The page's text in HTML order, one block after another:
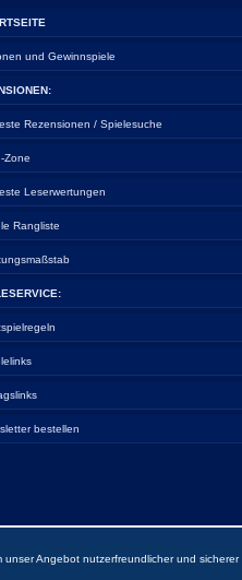
Angebot nutzerfreundlicher und sicherer
und Gewinnspiele
Rezensionen / Spielesuche
Zone
Leserwertungen
Rangliste
bestellen